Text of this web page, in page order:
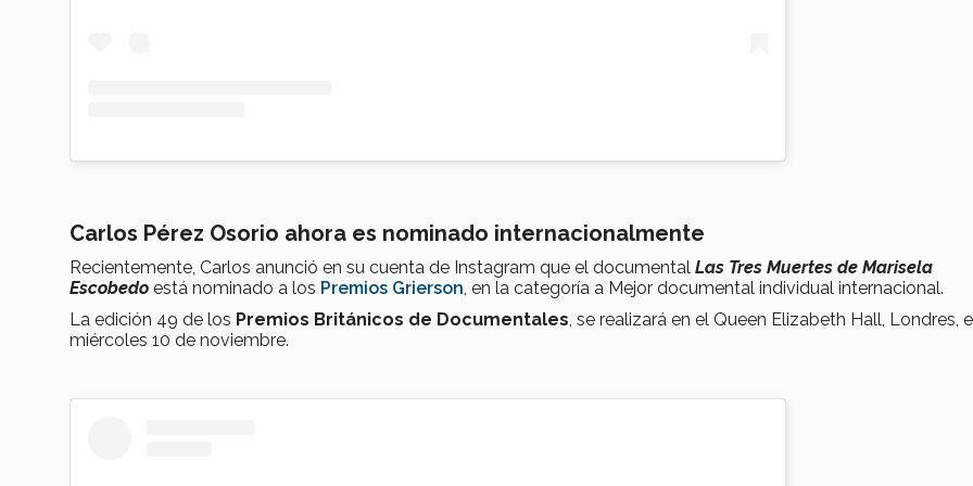
Carlos Pérez Osorio ahora es nominado internacionalmente
Recientemente, Carlos anunció en su cuenta de Instagram que el documental Las Tres Muertes de Marisela
Escobedo está nominado a los Premios Grierson, en la categoría a Mejor documental individual internacional.
La edición 49 de los Premios Británicos de Documentales, se realizará en el Queen Elizabeth Hall, Londres,
miércoles 10 de noviembre.